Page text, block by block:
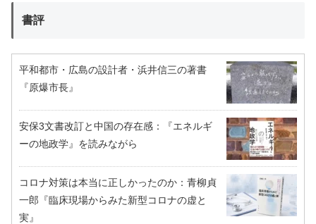
書評
平和都市・広島の設計者・浜井信三の著書
『原爆市長』
安保3文書改訂と中国の存在感：『エネルギ
ーの地政学』を読みながら
コロナ対策は本当に正しかったのか：青柳貞
一郎『臨床現場からみた新型コロナの虚と
実』